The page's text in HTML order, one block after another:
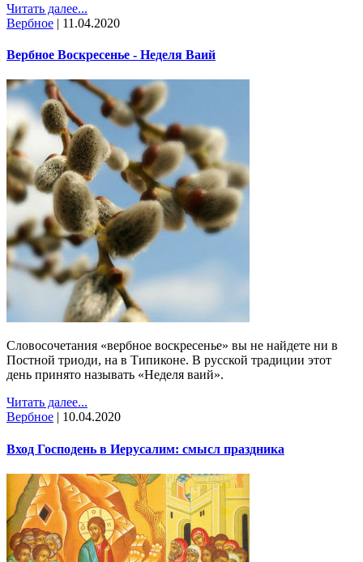
Читать далее...
Вербное | 11.04.2020
Вербное Воскресенье - Неделя Ваий
Словосочетания «вербное воскресенье» вы не найдете ни в
Постной триоди, на в Типиконе. В русской традиции этот
день принято называть «Неделя ваий».
Читать далее...
Вербное | 10.04.2020
Вход Господень в Иерусалим: смысл праздника